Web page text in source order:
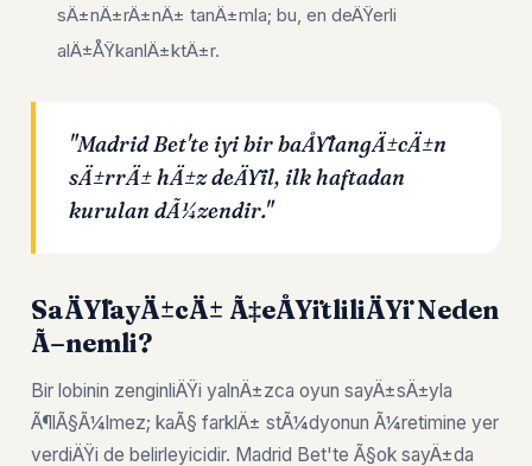
sÄ±nÄ±rÄ±nÄ± tanÄ±mla; bu, en deÄŸerli
alÄ±ÅŸkanlÄ±ktÄ±r.
"Madrid Bet'te iyi bir baÅŸlangÄ±cÄ±n
sÄ±rrÄ± hÄ±z deÄŸil, ilk haftadan
kurulan dÃ¼zendir."
SaÄŸlayÄ±cÄ± Ã‡eÅŸitliliÄŸi Neden
Ã–nemli?
Bir lobinin zenginliÄŸi yalnÄ±zca oyun sayÄ±sÄ±yla
Ã¶lÃ§Ã¼lmez; kaÃ§ farklÄ± stÃ¼dyonun Ã¼retimine yer
verdiÄŸi de belirleyicidir. Madrid Bet'te Ã§ok sayÄ±da